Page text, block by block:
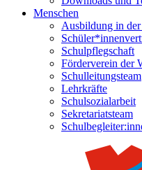
Menschen
Ausbildung in
Schulpflegschaft
Förderverein der
Schulleitungsteam
Lehrkräfte
Schulsozialarbeit
Sekretariatsteam